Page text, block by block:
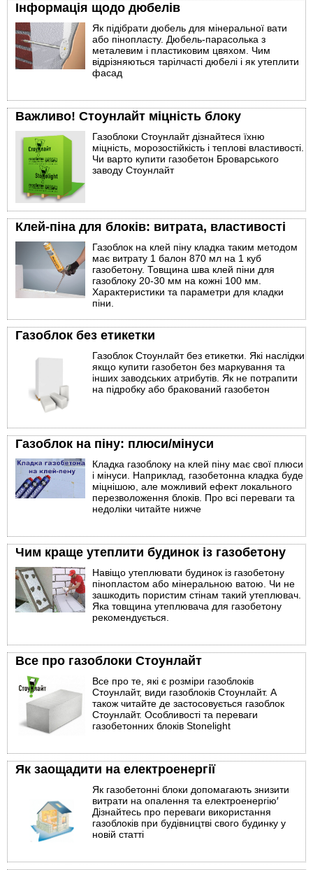
Інформація щодо дюбелів
Як підібрати дюбель для мінеральної вати
або пінопласту. Дюбель-парасолька з
металевим і пластиковим цвяхом. Чим
відрізняються тарілчасті дюбелі і як утеплити
фасад
Важливо! Стоунлайт міцність блоку
Газоблоки Стоунлайт дізнайтеся їхню
міцність, морозостійкість і теплові властивості.
Чи варто купити газобетон Броварського
заводу Стоунлайт
Клей-піна для блоків: витрата, властивості
Газоблок на клей піну кладка таким методом
має витрату 1 балон 870 мл на 1 куб
газобетону. Товщина шва клей піни для
газоблоку 20-30 мм на кожні 100 мм.
Характеристики та параметри для кладки
піни.
Газоблок без етикетки
Газоблок Стоунлайт без етикетки. Які наслідки
якщо купити газобетон без маркування та
інших заводських атрибутів. Як не потрапити
на підробку або бракований газобетон
Газоблок на піну: плюси/мінуси
Кладка газоблоку на клей піну має свої плюси
і мінуси. Наприклад, газобетонна кладка буде
міцнішою, але можливий ефект локального
перезволоження блоків. Про всі переваги та
недоліки читайте нижче
Чим краще утеплити будинок із газобетону
Навіщо утеплювати будинок із газобетону
пінопластом або мінеральною ватою. Чи не
зашкодить пористим стінам такий утеплювач.
Яка товщина утеплювача для газобетону
рекомендується.
Все про газоблоки Стоунлайт
Все про те, які є розміри газоблоків
Стоунлайт, види газоблоків Стоунлайт. А
також читайте де застосовується газоблок
Стоунлайт. Особливості та переваги
газобетонних блоків Stonelight
Як заощадити на електроенергії
Як газобетонні блоки допомагають знизити
витрати на опалення та електроенергію′
Дізнайтесь про переваги використання
газоблоків при будівництві свого будинку у
новій статті